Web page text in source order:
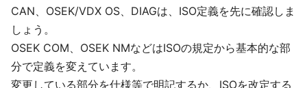
CAN、OSEK/VDX OS、DIAGは、ISO定義を先に確認しま
しょう。
OSEK COM、OSEK NMなどはISOの規定から基本的な部
分で定義を変えています。
変更している部分を仕様等で明記するか、ISOを改定する